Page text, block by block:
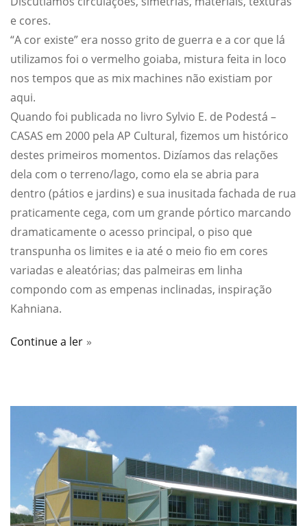
e cores.
“A cor existe” era nosso grito de guerra e a cor que lá
utilizamos foi o vermelho goiaba, mistura feita in loco
nos tempos que as mix machines não existiam por
aqui.
Quando foi publicada no livro Sylvio E. de Podestá –
CASAS em 2000 pela AP Cultural, fizemos um histórico
destes primeiros momentos. Dizíamos das relações
dela com o terreno/lago, como ela se abria para
dentro (pátios e jardins) e sua inusitada fachada de rua
praticamente cega, com um grande pórtico marcando
dramaticamente o acesso principal, o piso que
transpunha os limites e ia até o meio fio em cores
variadas e aleatórias; das palmeiras em linha
compondo com as empenas inclinadas, inspiração
Kahniana.
Continue a ler